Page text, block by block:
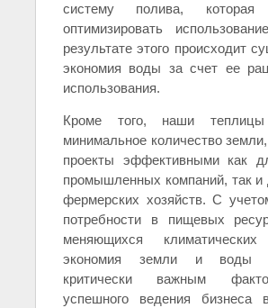
систему полива, которая
оптимизировать
результате этого происходит
экономия воды за счет ее
использования.
Кроме того, наши теплицы
минимальное количество
проекты эффективными как
промышленных компаний, так и
фермерских хозяйств. С
потребности в пищевых
меняющихся климатических
экономия земли и воды
критически важным
успешного ведения бизнеса